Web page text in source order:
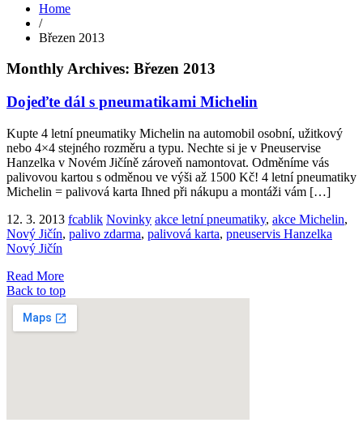
Home
/
Březen 2013
Monthly Archives: Březen 2013
Dojeďte dál s pneumatikami Michelin
Kupte 4 letní pneumatiky Michelin na automobil osobní, užitkový
nebo 4×4 stejného rozměru a typu. Nechte si je v Pneuservise
Hanzelka v Novém Jičíně zároveň namontovat. Odměníme vás
palivovou kartou s odměnou ve výši až 1500 Kč! 4 letní pneumatiky
Michelin = palivová karta Ihned při nákupu a montáži vám […]
12. 3. 2013 fcablik Novinky akce letní pneumatiky, akce Michelin,
Nový Jičín, palivo zdarma, palivová karta, pneuservis Hanzelka
Nový Jičín
Read More
Back to top